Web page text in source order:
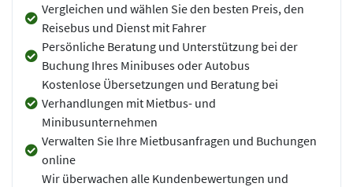
Vergleichen und wählen Sie den besten Preis, den
Reisebus und Dienst mit Fahrer
Persönliche Beratung und Unterstützung bei der
Buchung Ihres Minibuses oder Autobus
Kostenlose Übersetzungen und Beratung bei
Verhandlungen mit Mietbus- und
Minibusunternehmen
Verwalten Sie Ihre Mietbusanfragen und Buchungen
online
Wir überwachen alle Kundenbewertungen und